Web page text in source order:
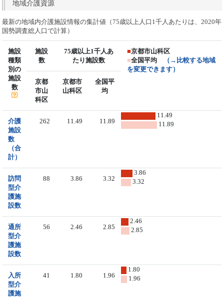
地域介護資源
最新の地域内介護施設情報の集計値（75歳以上人口1千人あたりは、2020年
国勢調査総人口で計算）
施設
種類
別の
施設
数
施設
数
75歳以上1千人あ
たり施設数
■京都市山科区
■全国平均
（→比較する地域
を変更できます）
京都
市山
科区
京都市
山科区
全国平
均
介護
施設
数
（合
計）
262 11.49 11.89
11.49
11.89
訪問
型介
護施
設数
88 3.86 3.32
3.86
3.32
通所
型介
護施
設数
56 2.46 2.85
2.46
2.85
入所
型介
護施
41 1.80 1.96
1.80
1.96